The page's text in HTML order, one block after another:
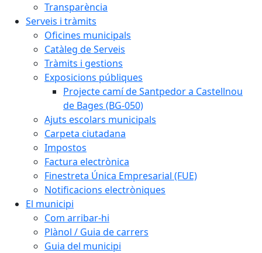
Transparència
Serveis i tràmits
Oficines municipals
Catàleg de Serveis
Tràmits i gestions
Exposicions públiques
Projecte camí de Santpedor a Castellnou
de Bages (BG-050)
Ajuts escolars municipals
Carpeta ciutadana
Impostos
Factura electrònica
Finestreta Única Empresarial (FUE)
Notificacions electròniques
El municipi
Com arribar-hi
Plànol / Guia de carrers
Guia del municipi